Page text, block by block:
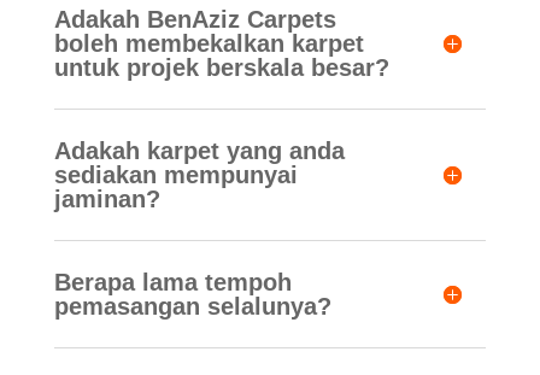
Adakah BenAziz Carpets
boleh membekalkan karpet
untuk projek berskala besar?
Adakah karpet yang anda
sediakan mempunyai
jaminan?
Berapa lama tempoh
pemasangan selalunya?